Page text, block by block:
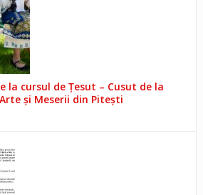
la cursul de Țesut – Cusut de la
și Meserii din Pitești